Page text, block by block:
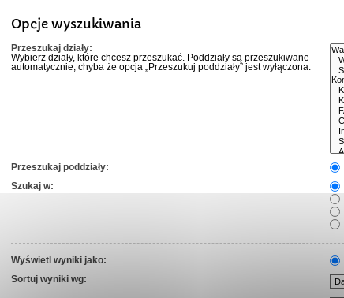
Opcje wyszukiwania
Przeszukaj działy:
Wybierz działy, które chcesz przeszukać. Poddziały są przeszukiwane
automatycznie, chyba że opcja „Przeszukuj poddziały” jest wyłączona.
Przeszukaj poddziały:
Szukaj w:
Wyświetl wyniki jako:
Sortuj wyniki wg: